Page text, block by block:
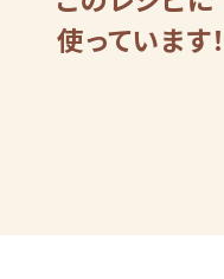
使っています！